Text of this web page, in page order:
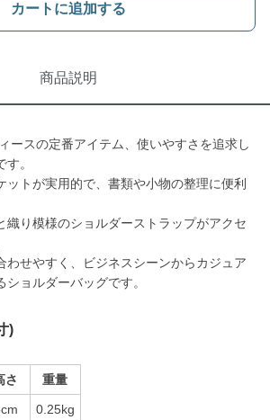
カートに追加する
商品説明
ースの定番アイテム、使いやすさを追求し
。
ットが実用的で、書類や小物の整理に便利
織り模様のショルダーストラップがアクセ
わせやすく、ビジネスシーンからカジュア
ョルダーバッグです。
)
さ 重量
0.25kg